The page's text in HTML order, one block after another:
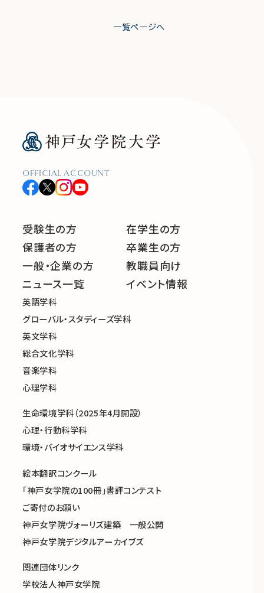
一覧ページへ
OFFICIAL ACCOUNT
受験生の方
在学生の方
保護者の方
卒業生の方
一般・企業の方
教職員向け
ニュース一覧
イベント情報
英語学科
グローバル・スタディーズ学科
英文学科
総合文化学科
音楽学科
心理学科
生命環境学科（2025年4月開設）
心理・行動科学科
環境・バイオサイエンス学科
絵本翻訳コンクール
「神戸女学院の100冊」書評コンテスト
ご寄付のお願い
神戸女学院ヴォーリズ建築 一般公開
神戸女学院デジタルアーカイブズ
関連団体リンク
学校法人神戸女学院